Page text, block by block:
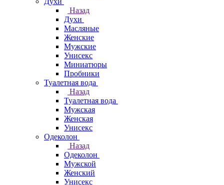
Назад
Духи
Масляные
Женские
Мужские
Унисекс
Миниатюры
Пробники
Туалетная вода
Назад
Туалетная вода
Мужская
Женская
Унисекс
Одеколон
Назад
Одеколон
Мужской
Женский
Унисекс